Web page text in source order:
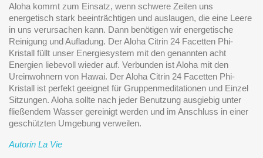
Aloha kommt zum Einsatz, wenn schwere Zeiten uns
energetisch stark beeinträchtigen und auslaugen, die eine Leere
in uns verursachen kann. Dann benötigen wir energetische
Reinigung und Aufladung. Der Aloha Citrin 24 Facetten Phi-
Kristall füllt unser Energiesystem mit den genannten acht
Energien liebevoll wieder auf. Verbunden ist Aloha mit den
Ureinwohnern von Hawai. Der Aloha Citrin 24 Facetten Phi-
Kristall ist perfekt geeignet für Gruppenmeditationen und Einzel
Sitzungen. Aloha sollte nach jeder Benutzung ausgiebig unter
fließendem Wasser gereinigt werden und im Anschluss in einer
geschützten Umgebung verweilen.
Autorin La Vie